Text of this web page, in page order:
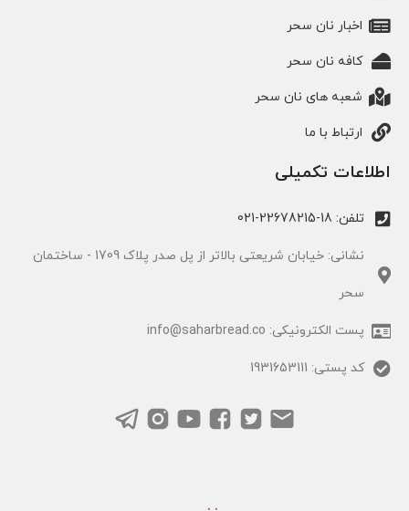
اخبار نان سحر
کافه نان سحر
شعبه های نان سحر
ارتباط با ما
اطلاعات تکمیلی
تلفن: 18-22678215-021
نشانی: خیابان شریعتی بالاتر از پل صدر پلاک 1709 - ساختمان
سحر
پست الکترونیکی: info@saharbread.co
کد پستی: 1931653111